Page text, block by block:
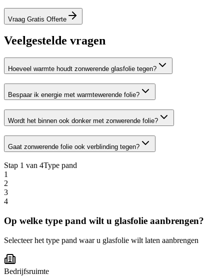
Vraag Gratis Offerte
Veelgestelde vragen
Hoeveel warmte houdt zonwerende glasfolie tegen?
Bespaar ik energie met warmtewerende folie?
Wordt het binnen ook donker met zonwerende folie?
Gaat zonwerende folie ook verblinding tegen?
Stap 1 van 4Type pand
1
2
3
4
Op welke type pand wilt u glasfolie aanbrengen?
Selecteer het type pand waar u glasfolie wilt laten aanbrengen
Bedrijfsruimte